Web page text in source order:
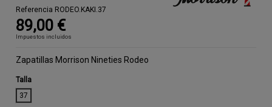
Referencia RODEO.KAKI.37
89,00 €
Impuestos incluidos
Zapatillas Morrison Nineties Rodeo
Talla
37